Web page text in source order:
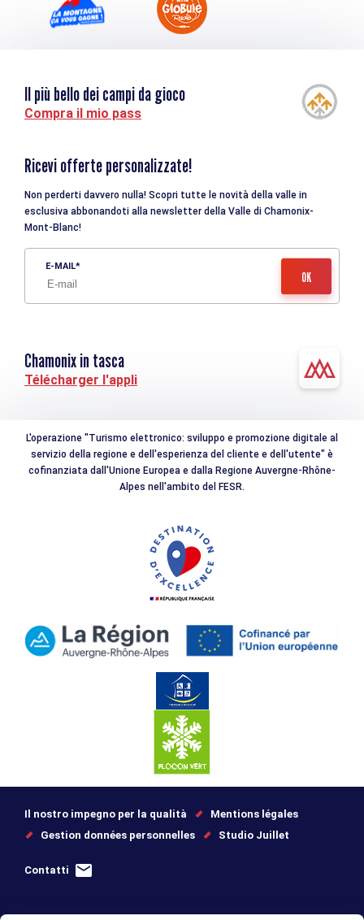
Il più bello dei campi da gioco
Compra il mio pass
Ricevi offerte personalizzate!
Non perderti davvero nulla! Scopri tutte le novità della valle in
esclusiva abbonandoti alla newsletter della Valle di Chamonix-
Mont-Blanc!
E-MAIL
Chamonix in tasca
Télécharger l'appli
L'operazione "Turismo elettronico: sviluppo e promozione digitale al
servizio della regione e dell'esperienza del cliente e dell'utente" è
cofinanziata dall'Unione Europea e dalla Regione Auvergne-Rhône-
Alpes nell'ambito del FESR.
Il nostro impegno per la qualità
Mentions légales
Gestion données personnelles
Studio Juillet
Contatti